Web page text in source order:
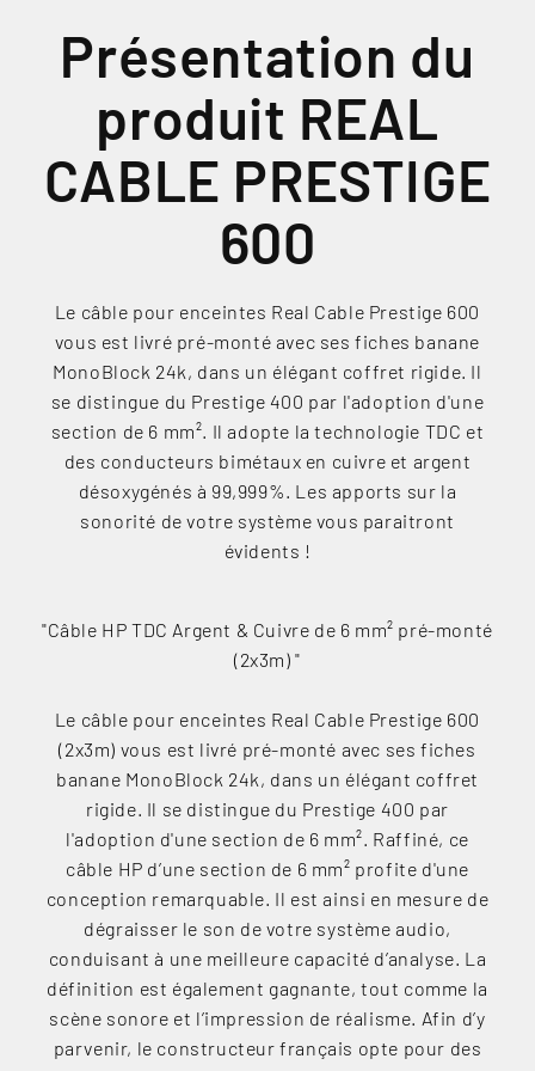
Présentation du
produit REAL
CABLE PRESTIGE
600
Le câble pour enceintes Real Cable Prestige 600
vous est livré pré-monté avec ses fiches banane
MonoBlock 24k, dans un élégant coffret rigide. Il
se distingue du Prestige 400 par l'adoption d'une
section de 6 mm². Il adopte la technologie TDC et
des conducteurs bimétaux en cuivre et argent
désoxygénés à 99,999%. Les apports sur la
sonorité de votre système vous paraitront
évidents !
"Câble HP TDC Argent & Cuivre de 6 mm² pré-monté
(2x3m) "
Le câble pour enceintes Real Cable Prestige 600
(2x3m) vous est livré pré-monté avec ses fiches
banane MonoBlock 24k, dans un élégant coffret
rigide. Il se distingue du Prestige 400 par
l'adoption d'une section de 6 mm². Raffiné, ce
câble HP d’une section de 6 mm² profite d'une
conception remarquable. Il est ainsi en mesure de
dégraisser le son de votre système audio,
conduisant à une meilleure capacité d’analyse. La
définition est également gagnante, tout comme la
scène sonore et l’impression de réalisme. Afin d’y
parvenir, le constructeur français opte pour des